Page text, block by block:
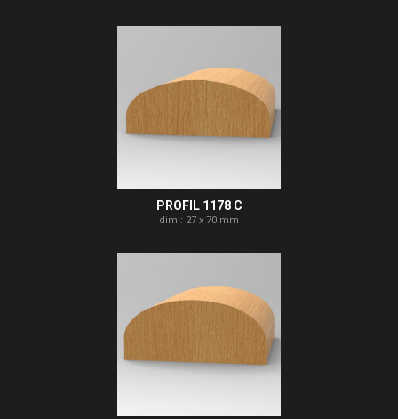
PROFIL 1178 C
dim : 27 x 70 mm